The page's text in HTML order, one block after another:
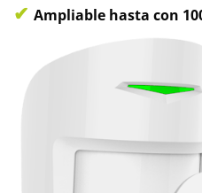
✔ Ampliable hasta con